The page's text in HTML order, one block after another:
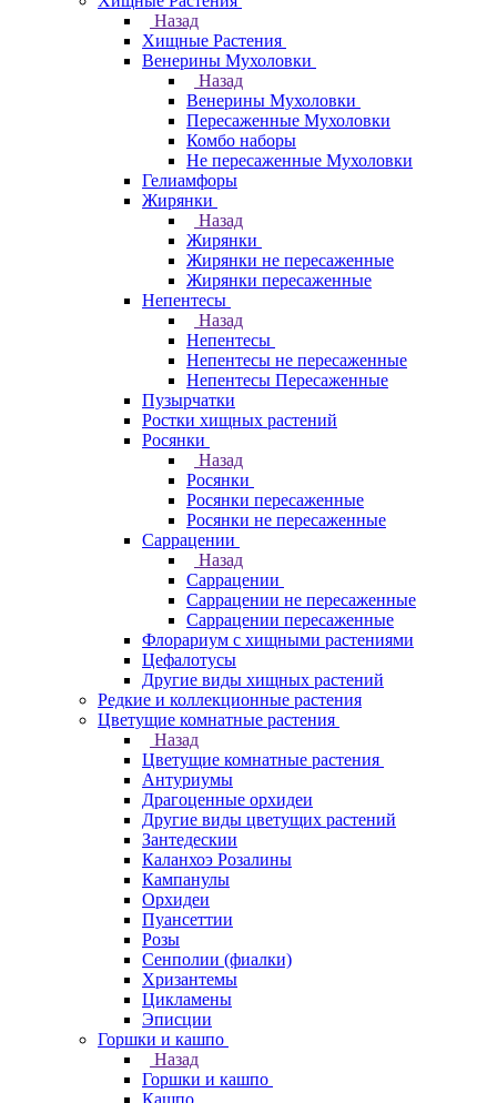
Назад
Хищные Растения
Венерины Мухоловки
Назад
Венерины Мухоловки
Пересаженные Мухоловки
Комбо наборы
Не пересаженные Мухоловки
Гелиамфоры
Жирянки
Назад
Жирянки
Жирянки не пересаженные
Жирянки пересаженные
Непентесы
Назад
Непентесы
Непентесы не пересаженные
Непентесы Пересаженные
Пузырчатки
Ростки хищных растений
Росянки
Назад
Росянки
Росянки пересаженные
Росянки не пересаженные
Саррацении
Назад
Саррацении
Саррацении не пересаженные
Саррацении пересаженные
Флорариум с хищными растениями
Цефалотусы
Другие виды хищных растений
Редкие и коллекционные растения
Цветущие комнатные растения
Назад
Цветущие комнатные растения
Антуриумы
Драгоценные орхидеи
Другие виды цветущих растений
Зантедескии
Каланхоэ Розалины
Кампанулы
Орхидеи
Пуансеттии
Розы
Сенполии (фиалки)
Хризантемы
Цикламены
Эписции
Горшки и кашпо
Назад
Горшки и кашпо
Кашпо